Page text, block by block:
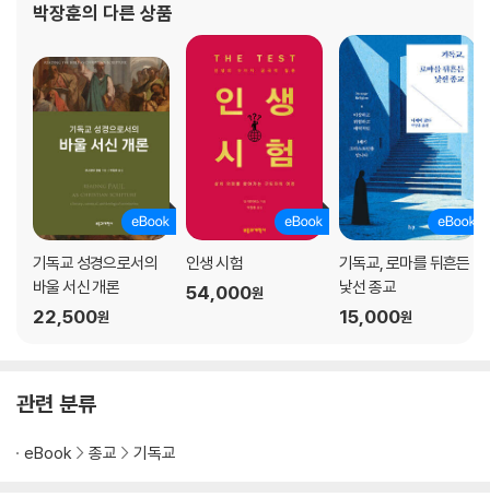
박장훈의 다른 상품
기독교 성경으로서의
바울 서신 개론
22,500원
인생 시험
54,000원
기독교, 로마를 뒤흔든
낯선 종교
15,000원
관련 분류
eBook 종교 기독교